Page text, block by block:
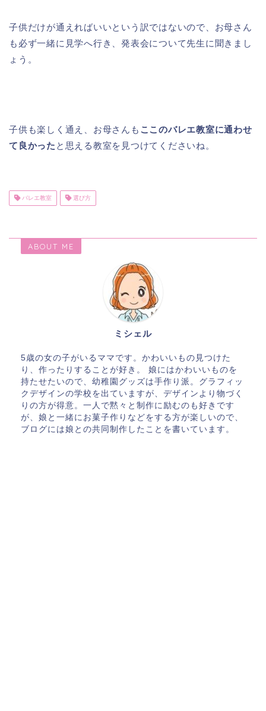
子供だけが通えればいいという訳ではないので、お母さん
も必ず一緒に見学へ行き、発表会について先生に聞きまし
ょう。
子供も楽しく通え、お母さんも ここのバレエ教室に通わせ
て良かった と思える教室を見つけてくださいね。
バレエ教室 選び方
ABOUT ME
ミシェル
5歳の女の子がいるママです。かわいいもの見つけた
り、作ったりすることが好き。 娘にはかわいいものを
持たせたいので、幼稚園グッズは手作り派。グラフィッ
クデザインの学校を出ていますが、デザインより物づく
りの方が得意。一人で黙々と制作に励むのも好きです
が、娘と一緒にお菓子作りなどをする方が楽しいので、
ブログには娘との共同制作したことを書いています。